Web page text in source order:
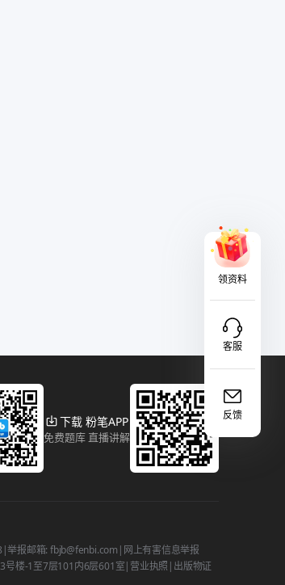
领资料
客服
反馈
下载 粉笔APP
免费题库 直播讲解
|举报邮箱: fbjb@fenbi.com | 网上有害信息举报
号楼-1至7层101内6层601室| 营业执照 | 出版物证